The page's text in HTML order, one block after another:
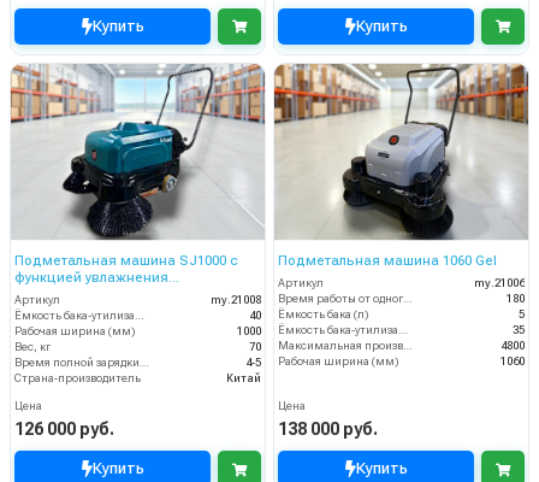
Купить Купить
Подметальная машина SJ1000 с
функцией увлажнения
(аккумуляторная)
Артикул
my.21008
Ёмкость бака-утилизатора (л)
40
Рабочая ширина (мм)
1000
Вес, кг
70
Время полной зарядки аккумулятора (ч)
4-5
Страна-производитель
Китай
Цена
126 000 руб.
Купить
Подметальная машина 1060 Gel
Артикул
my.21006
Время работы от одного заряда (мин)
180
Ёмкость бака (л)
5
Ёмкость бака-утилизатора (л)
35
Максимальная производительность (м2/ч)
4800
Рабочая ширина (мм)
1060
Цена
138 000 руб.
Купить